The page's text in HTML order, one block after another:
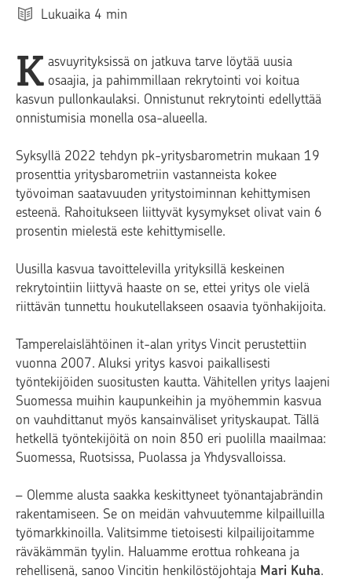
Lukuaika 4 min
K asvuyrityksissä on jatkuva tarve löytää uusia
osaajia, ja pahimmillaan rekrytointi voi koitua
kasvun pullonkaulaksi. Onnistunut rekrytointi edellyttää
onnistumisia monella osa-alueella.
Syksyllä 2022 tehdyn pk-yritysbarometrin mukaan 19
prosenttia yritysbarometriin vastanneista kokee
työvoiman saatavuuden yritystoiminnan kehittymisen
esteenä. Rahoitukseen liittyvät kysymykset olivat vain 6
prosentin mielestä este kehittymiselle.
Uusilla kasvua tavoittelevilla yrityksillä keskeinen
rekrytointiin liittyvä haaste on se, ettei yritys ole vielä
riittävän tunnettu houkutellakseen osaavia työnhakijoita.
Tamperelaislähtöinen it-alan yritys Vincit perustettiin
vuonna 2007. Aluksi yritys kasvoi paikallisesti
työntekijöiden suositusten kautta. Vähitellen yritys laajeni
Suomessa muihin kaupunkeihin ja myöhemmin kasvua
on vauhdittanut myös kansainväliset yrityskaupat. Tällä
hetkellä työntekijöitä on noin 850 eri puolilla maailmaa:
Suomessa, Ruotsissa, Puolassa ja Yhdysvalloissa.
– Olemme alusta saakka keskittyneet työnantajabrändin
rakentamiseen. Se on meidän vahvuutemme kilpailluilla
työmarkkinoilla. Valitsimme tietoisesti kilpailijoitamme
räväkämmän tyylin. Haluamme erottua rohkeana ja
rehellisenä, sanoo Vincitin henkilöstöjohtaja Mari Kuha.